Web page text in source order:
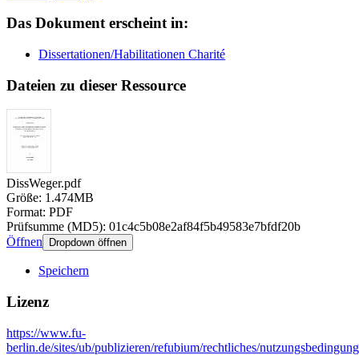
Das Dokument erscheint in:
Dissertationen/Habilitationen Charité
Dateien zu dieser Ressource
DissWeger.pdf
Größe: 1.474MB
Format: PDF
Prüfsumme (MD5): 01c4c5b08e2af84f5b49583e7bfdf20b
Öffnen
Dropdown öffnen
Speichern
Lizenz
https://www.fu-
berlin.de/sites/ub/publizieren/refubium/rechtliches/